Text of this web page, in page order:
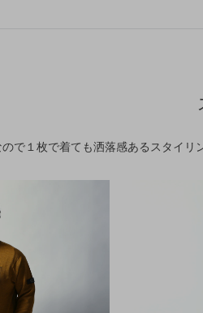
で１枚で着ても洒落感あるスタイリ